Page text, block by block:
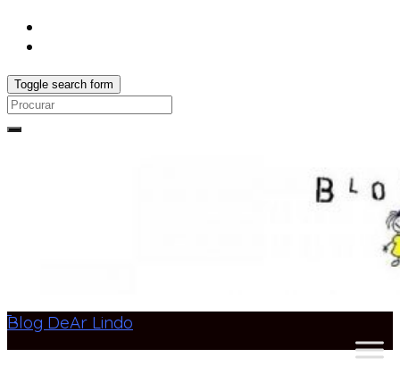
Toggle search form
Search
Blog DeAr Lindo